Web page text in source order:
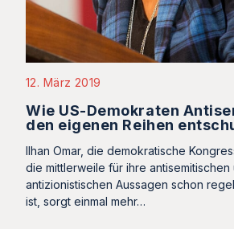
12. März 2019
Wie US-Demokraten
den eigenen Reihen
Ilhan Omar, die demokratische
die mittlerweile für ihre antisemitischen
antizionistischen Aussagen schon
ist, sorgt einmal mehr…